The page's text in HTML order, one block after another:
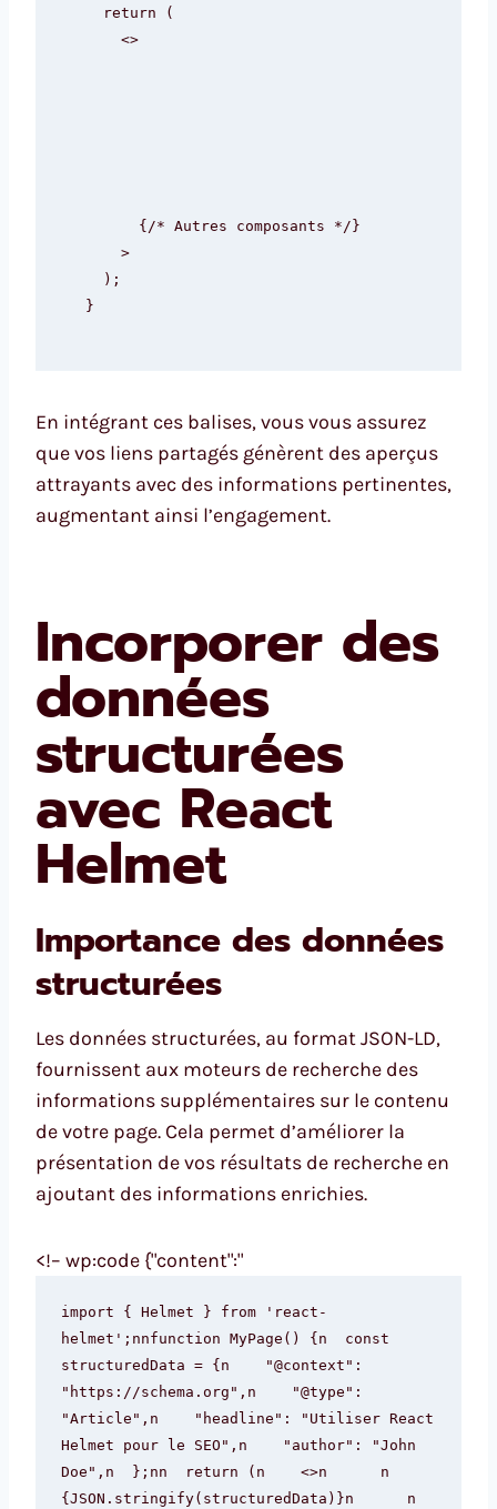
}
En intégrant ces balises, vous vous assurez
que vos liens partagés génèrent des aperçus
attrayants avec des informations pertinentes,
augmentant ainsi l’engagement.
Incorporer des
données
structurées
avec React
Helmet
Importance des données
structurées
Les données structurées, au format JSON-LD,
fournissent aux moteurs de recherche des
informations supplémentaires sur le contenu
de votre page. Cela permet d’améliorer la
présentation de vos résultats de recherche en
ajoutant des informations enrichies.
<!– wp:code {"content":"
import { Helmet } from 'react-
helmet';nnfunction MyPage() {n  const
structuredData = {n    "@context":
"https://schema.org",n    "@type":
"Article",n    "headline": "Utiliser React
Helmet pour le SEO",n    "author": "John
Doe",n  };nn  return (n    <>n      n
{JSON.stringify(structuredData)}n      n